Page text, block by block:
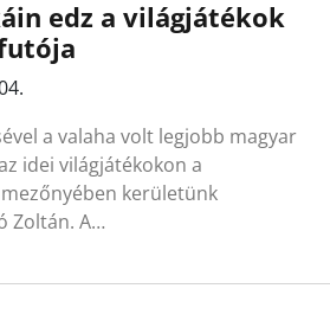
edz a világjátékok
a valaha volt legjobb magyar
idei világjátékokon a
kerületünk
Zoltán. A…